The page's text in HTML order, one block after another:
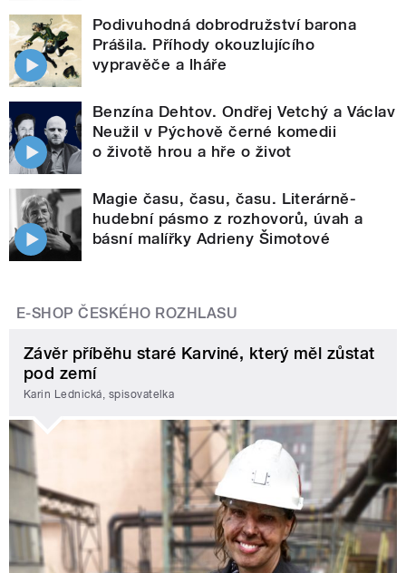
Podivuhodná dobrodružství barona
Prášila. Příhody okouzlujícího
vypravěče a lháře
Benzína Dehtov. Ondřej Vetchý a Václav
Neužil v Pýchově černé komedii
o životě hrou a hře o život
Magie času, času, času. Literárně-
hudební pásmo z rozhovorů, úvah a
básní malířky Adrieny Šimotové
E-SHOP ČESKÉHO ROZHLASU
Závěr příběhu staré Karviné, který měl zůstat
pod zemí
Karin Lednická, spisovatelka